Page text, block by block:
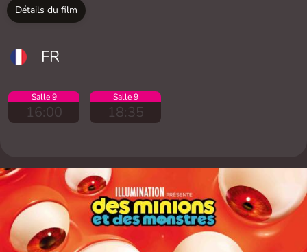
Détails du film
FR
Salle 9
16:00
Salle 9
18:35